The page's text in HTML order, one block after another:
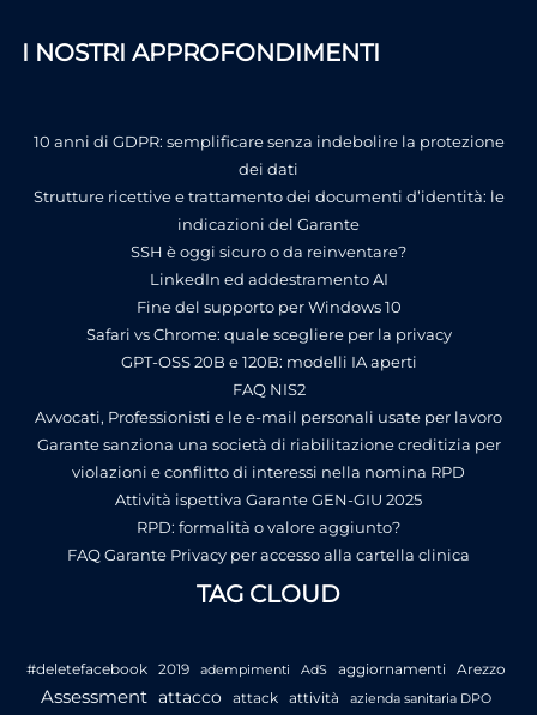
I NOSTRI APPROFONDIMENTI
10 anni di GDPR: semplificare senza indebolire la protezione
dei dati
Strutture ricettive e trattamento dei documenti d’identità: le
indicazioni del Garante
SSH è oggi sicuro o da reinventare?
LinkedIn ed addestramento AI
Fine del supporto per Windows 10
Safari vs Chrome: quale scegliere per la privacy
GPT-OSS 20B e 120B: modelli IA aperti
FAQ NIS2
Avvocati, Professionisti e le e-mail personali usate per lavoro
Garante sanziona una società di riabilitazione creditizia per
violazioni e conflitto di interessi nella nomina RPD
Attività ispettiva Garante GEN-GIU 2025
RPD: formalità o valore aggiunto?
FAQ Garante Privacy per accesso alla cartella clinica
TAG CLOUD
#deletefacebook 2019 adempimenti AdS aggiornamenti Arezzo
Assessment attacco attack attività azienda sanitaria DPO